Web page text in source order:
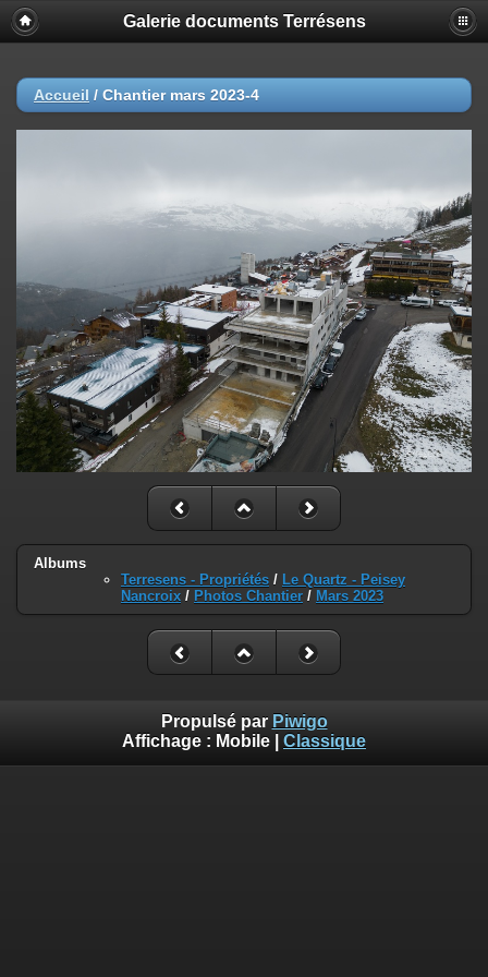
Galerie documents Terrésens
Accueil / Chantier mars 2023-4
Albums
Terresens - Propriétés / Le Quartz - Peisey
Nancroix / Photos Chantier / Mars 2023
Propulsé par Piwigo
Affichage : Mobile Classique